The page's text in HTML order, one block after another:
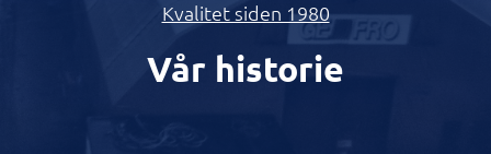
Kvalitet siden 1980
Vår historie